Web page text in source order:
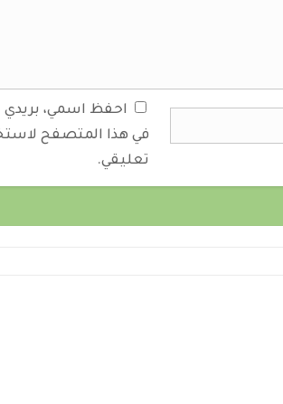
احفظ اسمي، بريدي
في هذا المتصفح
تعليقي.